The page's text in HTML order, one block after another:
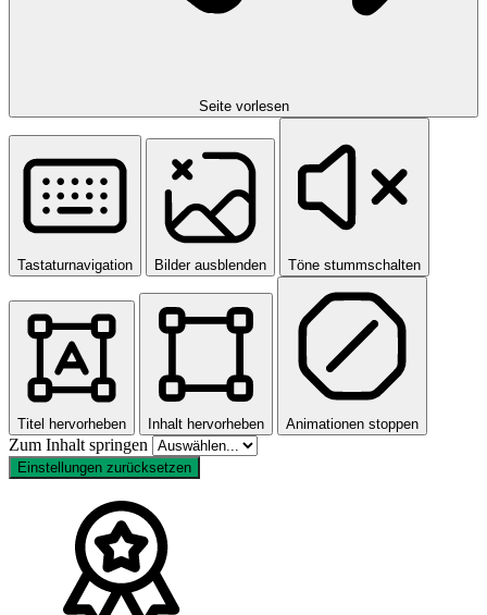
Seite vorlesen
Tastaturnavigation Bilder ausblenden Töne stummschalten
Titel hervorheben Inhalt hervorheben Animationen stoppen
Zum Inhalt springen
Einstellungen zurücksetzen